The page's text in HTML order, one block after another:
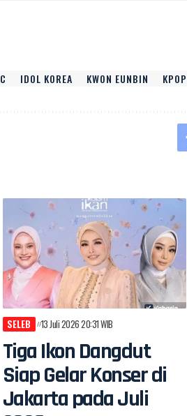
IDOL KOREA KWON EUNBIN KPOP
SELEB 13 Juli 2026 20:31 WIB
Tiga Ikon Dangdut
Siap Gelar Konser di
Jakarta pada Juli